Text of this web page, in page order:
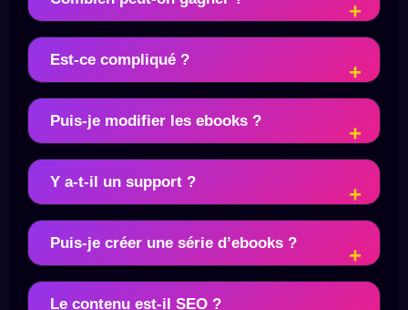
Est-ce compliqué ?
Puis-je modifier les ebooks ?
Y a-t-il un support ?
Puis-je créer une série d’ebooks ?
Le contenu est-il SEO ?